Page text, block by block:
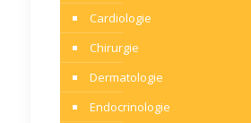
Cardiologie
Chirurgie
Dermatologie
Endocrinologie